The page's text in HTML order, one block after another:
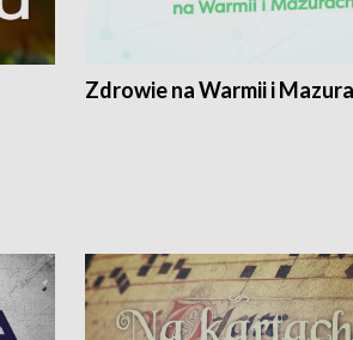
Zdrowie na Warmii i